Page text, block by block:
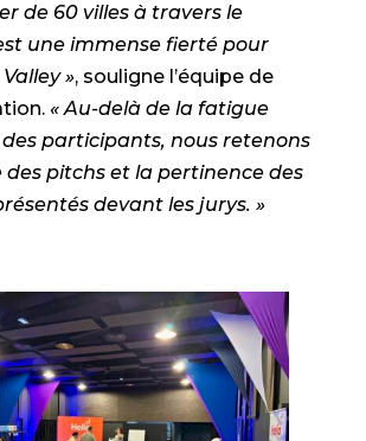
de 60 villes à travers le
une immense fierté pour
», souligne l’équipe de
« Au-delà de la fatigue
participants, nous retenons
des pitchs et la pertinence des
devant les jurys. »